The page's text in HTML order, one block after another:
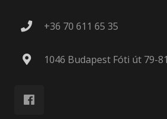
+36 70 611 65 35
1046 Budapest Fóti út 79-81